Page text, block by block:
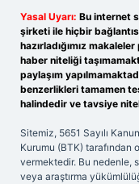
Yasal Uyarı: Bu internet
şirketi ile hiçbir
hazırladığımız
haber niteliği
paylaşım
benzerlikleri tamamen
halindedir ve tavsiye
Sitemiz, 5651 Sayılı
Kurumu (BTK) tarafından
vermektedir. Bu nedenle,
veya araştırma